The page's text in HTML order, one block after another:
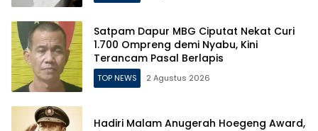
Satpam Dapur MBG Ciputat Nekat Curi
1.700 Ompreng demi Nyabu, Kini
Terancam Pasal Berlapis
TOP NEWS 2 Agustus 2026
Hadiri Malam Anugerah Hoegeng Award,